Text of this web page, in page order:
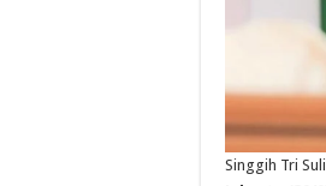
Singgih Tri